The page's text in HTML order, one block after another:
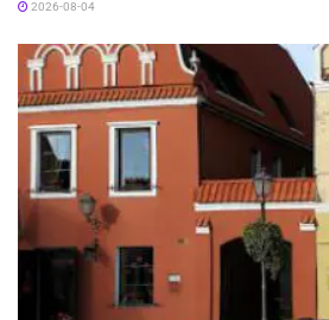
2026-08-04